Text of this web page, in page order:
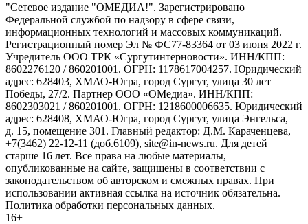
"Сетевое издание "ОМЕДИА!". Зарегистрировано
Федеральной службой по надзору в сфере связи,
информационных технологий и массовых коммуникаций.
Регистрационный номер Эл № ФС77-83364 от 03 июня 2022 г.
Учредитель ООО ТРК «Сургутинтерновости». ИНН/КПП:
8602276120 / 860201001. ОГРН: 1178617004257. Юридический
адрес: 628403, ХМАО-Югра, город Сургут, улица 30 лет
Победы, 27/2. Партнер ООО «ОМедиа». ИНН/КПП:
8602303021 / 860201001. ОГРН: 1218600006635. Юридический
адрес: 628408, ХМАО-Югра, город Сургут, улица Энгельса,
д. 15, помещение 301. Главный редактор: Д.М. Караченцева,
+7(3462) 22-12-11 (доб.6109), site@in-news.ru. Для детей
старше 16 лет. Все права на любые материалы,
опубликованные на сайте, защищены в соответствии с
законодательством об авторском и смежных правах. При
использовании активная ссылка на источник обязательна.
Политика обработки персональных данных.
16+